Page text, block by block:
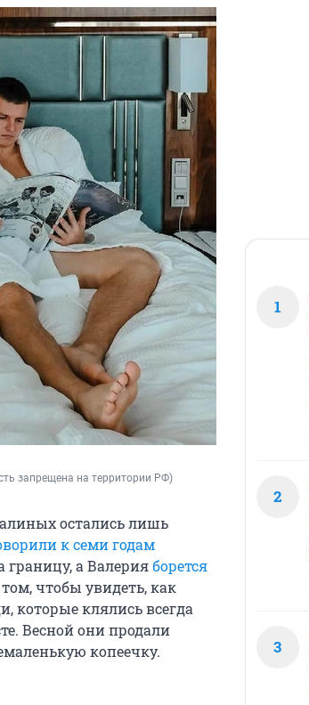
запрещена на территории РФ)
остались лишь
к семи годам
границу, а Валерияборется
чтобы увидеть, как
которые клялись всегда
Весной они продали
копеечку.
1
2
3